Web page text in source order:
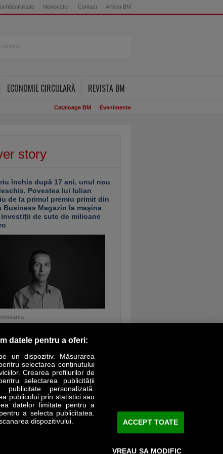
Newsletter Contact Arhiva BM
ECONOMIE CIRCULARĂ REVISTA BM
Cataloage BM Evenimente
story
închis după 17 ani, unul nou
Povestea lui Iulian
de la primul premiu primit din
Business Magazin la maşina
de sute de milioane
LIFESTYLE SPECIAL OPINII
Revista Business Magazin
datele pentru a oferi:
un dispozitiv. Măsurarea
selectarea conținutului
Crearea profilurilor de
selectarea publicității
personalizată.
publicului prin statistici sau
datelor limitate pentru a
a selecta publicitatea.
dispozitivului.
ACCEPT TOATE
VREAU SA MODIFIC